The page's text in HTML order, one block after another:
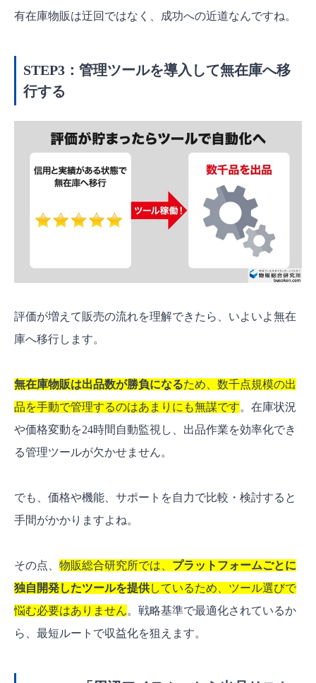
有在庫物販は迂回ではなく、成功への近道なんですね。
STEP3：管理ツールを導入して無在庫へ移
行する
評価が増えて販売の流れを理解できたら、いよいよ無在
庫へ移行します。
無在庫物販は出品数が勝負になるため、数千点規模の出
品を手動で管理するのはあまりにも無謀です。在庫状況
や価格変動を24時間自動監視し、出品作業を効率化でき
る管理ツールが欠かせません。
でも、価格や機能、サポートを自力で比較・検討すると
手間がかかりますよね。
その点、 物販総合研究所では、 プラットフォームごとに
独自開発したツールを提供しているため、ツール選びで
悩む必要はありません。戦略基準で最適化されているか
ら、最短ルートで収益化を狙えます。